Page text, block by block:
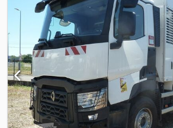
automatique, classe d'émission:Euro 6,
nombre de sièges:
, longueur totale: 8 300
2 550 mm, hauteur totale:3 500 mm
,
(essieu 1):8 000 kg, charge maximale
2):10 500 kg , charge d'essieu autorisée
volume de l'espace de chargement:15 000
construction:2015, Équipement:ABS,
de vitesse, régulation électrique des vitres
équipements = - Essieux AP - Accoudoir -
avant et arrière - Feux clignotants - Trappe